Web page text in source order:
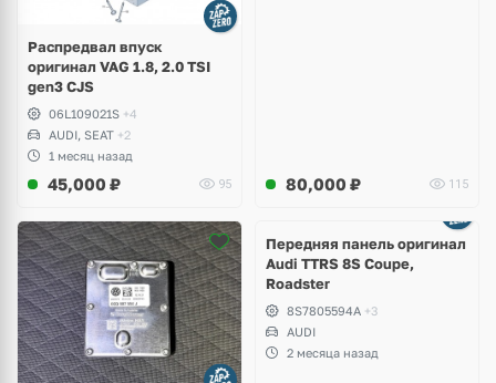
Распредвал впуск
оригинал VAG 1.8, 2.0 TSI
gen3 CJS
06L109021S +4
AUDI, SEAT +2
1 месяц назад
45,000 ₽ 95 80,000 ₽ 115
2 фото
Передняя панель оригинал
Audi TTRS 8S Coupe,
Roadster
8S7805594A +3
AUDI
2 месяца назад